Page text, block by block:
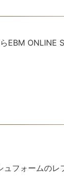
ONLINE
フォームのレ